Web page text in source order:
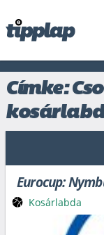
Címke:
Eurocup:
Kosárlabda